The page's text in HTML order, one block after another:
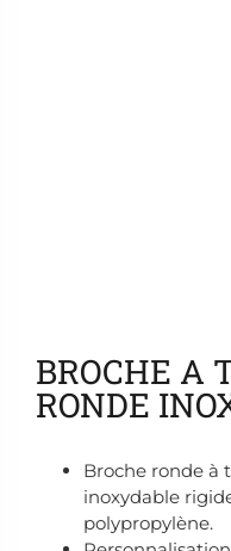
BROCHE A
RONDE
Broche ronde à
inoxydable
polypropylène.